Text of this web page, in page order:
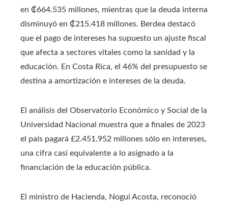
en ₡664.535 millones, mientras que la deuda interna
disminuyó en ₡215.418 millones. Berdea destacó
que el pago de intereses ha supuesto un ajuste fiscal
que afecta a sectores vitales como la sanidad y la
educación. En Costa Rica, el 46% del presupuesto se
destina a amortización e intereses de la deuda.
El análisis del Observatorio Económico y Social de la
Universidad Nacional muestra que a finales de 2023
el país pagará £2.451.952 millones sólo en intereses,
una cifra casi equivalente a lo asignado a la
financiación de la educación pública.
El ministro de Hacienda, Nogui Acosta, reconoció